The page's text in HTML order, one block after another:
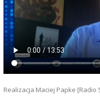
Realizacja Maciej Papke [Radio